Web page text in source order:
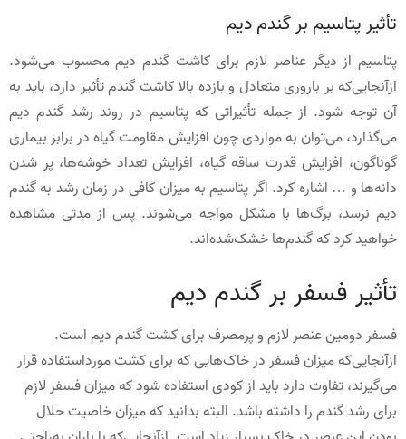
تأثیر پتاسیم بر گندم دیم
پتاسیم از دیگر عناصر لازم برای کاشت گندم دیم محسوب می‌شود.
ازآنجایی‌که بر باروری متعادل و بازده بالا کاشت گندم تأثیر دارد، باید به
آن توجه شود. از جمله تأثیراتی که پتاسیم در روند رشد گندم دیم
می‌گذارد، می‌توان به مواردی چون افزایش مقاومت گیاه در برابر بیماری
گوناگون، افزایش قدرت ساقه گیاه، افزایش تعداد خوشه‌ها، پر شدن
دانه‌ها و … اشاره کرد. اگر پتاسیم به میزان کافی در زمان رشد به گندم
دیم نرسد، برگ‌ها با مشکل مواجه می‌شوند. پس از مدتی مشاهده
خواهید کرد که گندم‌ها خشک‌شده‌اند.
تأثیر فسفر بر گندم دیم
فسفر دومین عنصر لازم و پرمصرف برای کشت گندم دیم است.
ازآنجایی‌که میزان فسفر در خاک‌هایی که برای کشت مورداستفاده قرار
می‌گیرند، تفاوت دارد باید از کودی استفاده شود که میزان فسفر لازم
برای رشد گندم را داشته باشد. البته بدانید که میزان خاصیت حلال